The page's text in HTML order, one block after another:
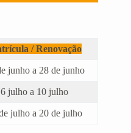
/ Renovação
junho a 28 de junho
6 julho a 10 julho
julho a 20 de julho